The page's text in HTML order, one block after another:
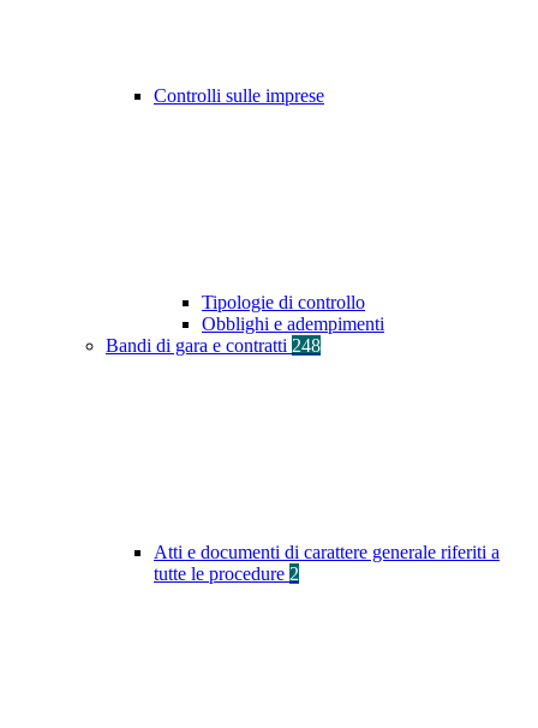
Controlli sulle imprese
Tipologie di controllo
Obblighi e adempimenti
Bandi di gara e contratti 248
Atti e documenti di carattere generale riferiti a
tutte le procedure 2